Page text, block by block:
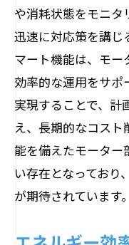
や消耗状態をモニ
迅速に対応策を講じ
マート機能は、モー
効率的な運用をサポ
実現することで、計
え、長期的なコスト
能を備えたモーター
い存在となっており
が期待されています。